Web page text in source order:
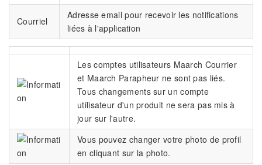
Courriel
Adresse email pour recevoir les notifications
liées à l'application
Les comptes utilisateurs Maarch Courrier
et Maarch Parapheur ne sont pas liés.
Tous changements sur un compte
utilisateur d'un produit ne sera pas mis à
jour sur l'autre.
Vous pouvez changer votre photo de profil
en cliquant sur la photo.